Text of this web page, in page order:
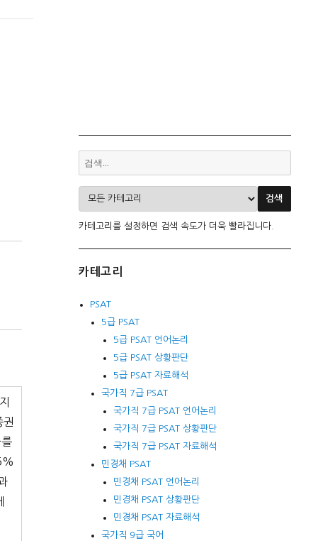
카테고리를 설정하면 검색 속도가 더욱 빨라집니다.
카테고리
PSAT
5급 PSAT
5급 PSAT 언어논리
5급 PSAT 상황판단
5급 PSAT 자료해석
국가직 7급 PSAT
국가직 7급 PSAT 언어논리
국가직 7급 PSAT 상황판단
국가직 7급 PSAT 자료해석
민경채 PSAT
민경채 PSAT 언어논리
민경채 PSAT 상황판단
민경채 PSAT 자료해석
국가직 9급 국어